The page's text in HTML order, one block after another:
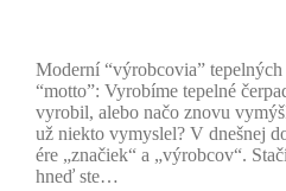
Moderní “výrobcovia” tepelných
“motto”: Vyrobíme tepelné
vyrobil, alebo načo znovu
už niekto vymyslel? V dnešnej
ére „značiek“ a „výrobcov“.
hneď ste…